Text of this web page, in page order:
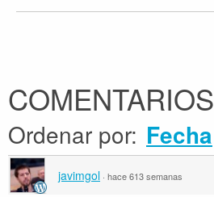
COMENTARIOS
Ordenar por: Fecha
javimgol · hace 613 semanas